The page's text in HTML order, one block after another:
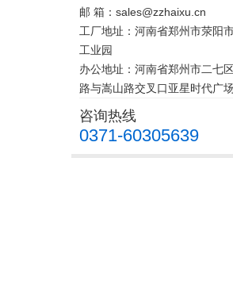
邮 箱：sales@zzhaixu.cn
工厂地址：河南省郑州市荥阳
工业园
办公地址：河南省郑州市二七
路与嵩山路交叉口亚星时代广场
咨询热线
0371-60305639